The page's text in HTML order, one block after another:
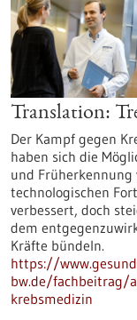
Translation:
Der Kampf gegen
haben sich die
und Früherkennung
technologischen
verbessert, doch
dem
Kräfte bündeln.
https://
bw.de/fachbeitrag/
krebsmedizin